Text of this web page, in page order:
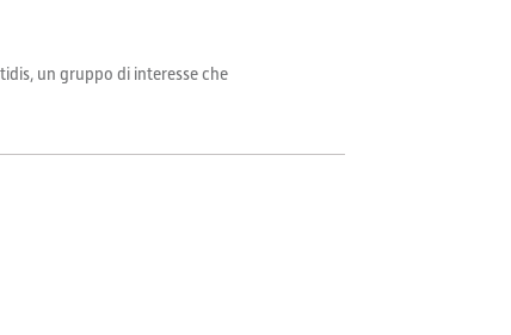
un gruppo di interesse che